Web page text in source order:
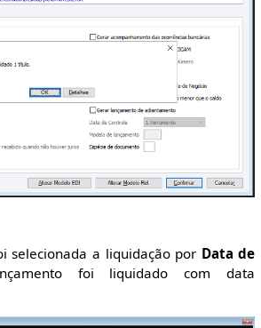
selecionada a liquidação por Data de
foi liquidado com data